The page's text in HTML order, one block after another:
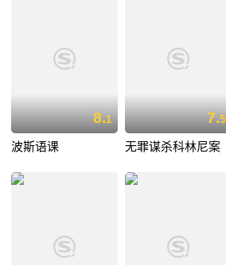
8.1
波斯语课
7.5
无罪谋杀科林尼案